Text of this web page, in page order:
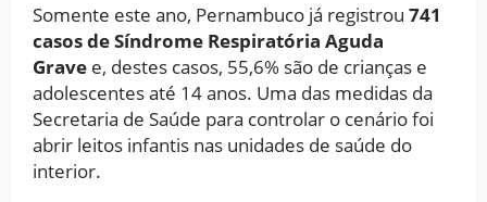
Somente este ano, Pernambuco já registrou 741
casos de Síndrome Respiratória Aguda
Grave e, destes casos, 55,6% são de crianças e
adolescentes até 14 anos. Uma das medidas da
Secretaria de Saúde para controlar o cenário foi
abrir leitos infantis nas unidades de saúde do
interior.